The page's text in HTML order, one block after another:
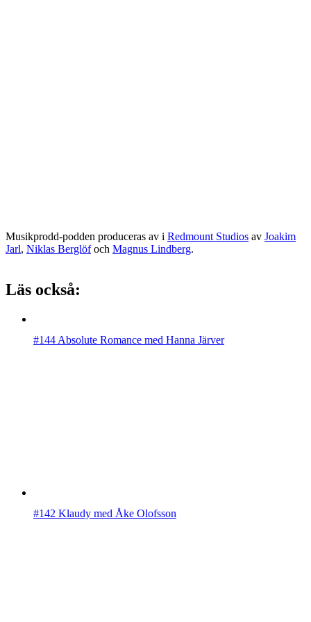
Musikprodd-podden produceras av i Redmount Studios av Joakim
Jarl, Niklas Berglöfoch Magnus Lindberg.
Läs också:
#144 Absolute Romance med Hanna Järver
#142 Klaudy med Åke Olofsson